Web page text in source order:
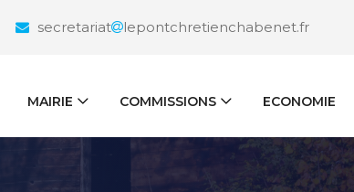
secretariat lepontchretienchabenet.fr
MAIRIE COMMISSIONS ECONOMIE